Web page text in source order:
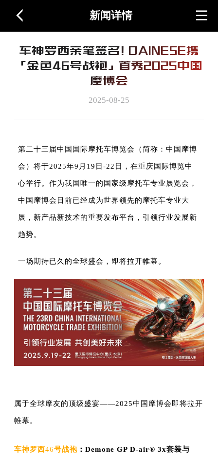
新闻详情
首页
关于展会
联系我们
中文 English Español
车神罗西亲笔签名！DAINESE携
「金色46号战袍」首秀2025中国
摩博会
2025-08-25
第二十三届中国国际摩托车博览会（简称：中国摩博
会）将于2025年9月19日-22日，在重庆国际博览中
心举行。作为我国唯一的国家级摩托车专业展览会，
中国摩博会 目前已经成为世界领先的摩托车专业大
展，新产品新技术的重要发布平台，引领行业发展新
趋势。
一场期待已久的全球盛会，即将拉开帷幕。
属于全球摩友的顶级盛宴——2025中国摩博会即将拉开
帷幕。
车神罗西46号战袍： Demone GP D-air® 3x套装与